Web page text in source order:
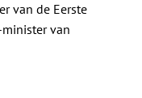
van de Eerste
van